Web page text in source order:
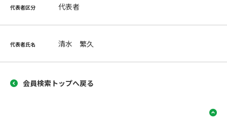
代表者区分 代表者
代表者氏名 清水 繁久
会員検索トップへ戻る